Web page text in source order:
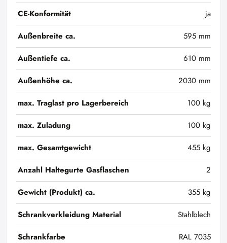
CE-Konformität
ja
Außenbreite ca.
595 mm
Außentiefe ca.
610 mm
Außenhöhe ca.
2030 mm
max. Traglast pro Lagerbereich
100 kg
max. Zuladung
100 kg
max. Gesamtgewicht
455 kg
Anzahl Haltegurte Gasflaschen
2
Gewicht (Produkt) ca.
355 kg
Schrankverkleidung Material
Stahlblech
Schrankfarbe
RAL 7035